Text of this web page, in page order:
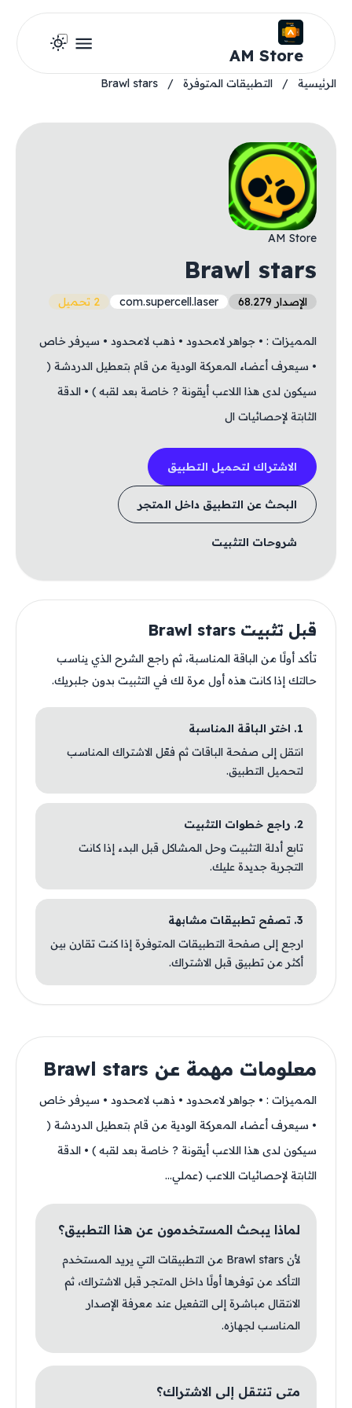
AM Store
الرئيسية / التطبيقات المتوفرة /
Brawl stars
AM Store
Brawl stars
الإصدار 68.279 com.supercell.laser 2 تحميل
المميزات : • جواهر لامحدود • ذهب لامحدود • سيرفر خاص
• سيعرف أعضاء المعركة الودية من قام بتعطيل الدردشة (
سيكون لدى هذا اللاعب أيقونة ? خاصة بعد لقبه ) • الدقة
الثابتة لإحصائيات ال
الاشتراك لتحميل التطبيق
البحث عن التطبيق داخل المتجر
شروحات التثبيت
قبل تثبيت Brawl stars
تأكد أولًا من الباقة المناسبة، ثم راجع الشرح الذي يناسب
حالتك إذا كانت هذه أول مرة لك في التثبيت بدون جلبريك.
1. اختر الباقة المناسبة
انتقل إلى صفحة الباقات ثم فعّل الاشتراك المناسب
لتحميل التطبيق.
2. راجع خطوات التثبيت
تابع أدلة التثبيت وحل المشاكل قبل البدء إذا كانت
التجربة جديدة عليك.
3. تصفح تطبيقات مشابهة
ارجع إلى صفحة التطبيقات المتوفرة إذا كنت تقارن بين
أكثر من تطبيق قبل الاشتراك.
معلومات مهمة عن Brawl stars
المميزات : • جواهر لامحدود • ذهب لامحدود • سيرفر خاص
• سيعرف أعضاء المعركة الودية من قام بتعطيل الدردشة (
سيكون لدى هذا اللاعب أيقونة ? خاصة بعد لقبه ) • الدقة
الثابتة لإحصائيات اللاعب (عملي...
لماذا يبحث المستخدمون عن هذا التطبيق؟
لأن Brawl stars من التطبيقات التي يريد المستخدم
التأكد من توفرها أولًا داخل المتجر قبل الاشتراك، ثم
الانتقال مباشرة إلى التفعيل عند معرفة الإصدار
المناسب لجهازه.
متى تنتقل إلى الاشتراك؟